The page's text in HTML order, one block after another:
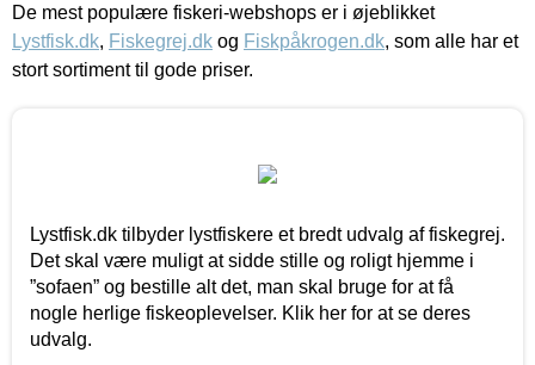
De mest populære fiskeri-webshops er i øjeblikket
Lystfisk.dk, Fiskegrej.dk og Fiskpåkrogen.dk, som alle har et
stort sortiment til gode priser.
Lystfisk.dk tilbyder lystfiskere et bredt udvalg af fiskegrej.
Det skal være muligt at sidde stille og roligt hjemme i
”sofaen” og bestille alt det, man skal bruge for at få
nogle herlige fiskeoplevelser. Klik her for at se deres
udvalg.